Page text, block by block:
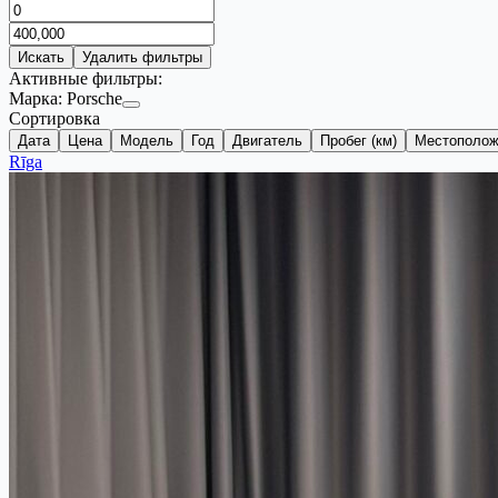
Искать Удалить фильтры
Активные фильтры:
Марка: Porsche
Сортировка
Дата Цена Модель Год Двигатель Пробег (км)
Rīga